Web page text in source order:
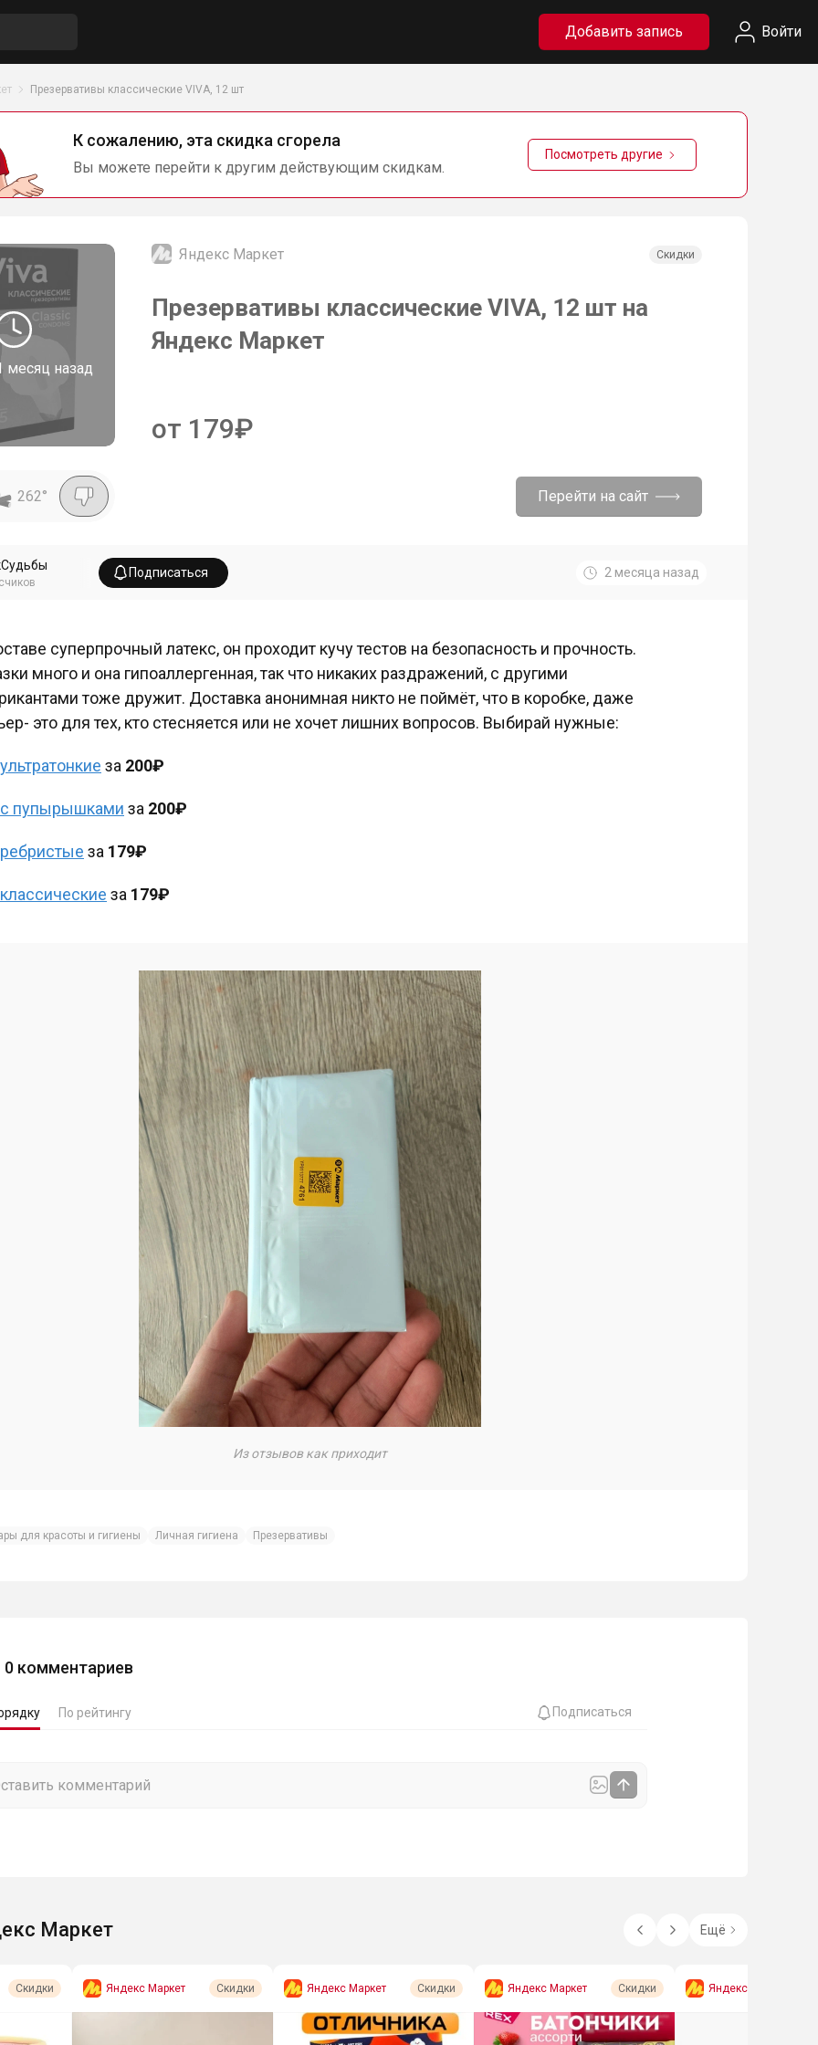
Добавить запись Войти
Презервативы классические VIVA, 12 шт
К сожалению, эта скидка сгорела
Вы можете перейти к другим действующим скидкам.
Посмотреть другие
месяц назад
Яндекс Маркет Скидки
Презервативы классические VIVA, 12 шт на
Яндекс Маркет
от 179₽
262° Перейти на сайт
Подписаться 2 месяца назад
суперпрочный латекс, он проходит кучу тестов на безопасность и прочность.
много и она гипоаллергенная, так что никаких раздражений, с другими
тоже дружит. Доставка анонимная никто не поймёт, что в коробке, даже
это для тех, кто стесняется или не хочет лишних вопросов. Выбирай нужные:
ультратонкие за 200₽
с пупырышками за 200₽
ребристые за 179₽
классические за 179₽
Из отзывов как приходит
для красоты и гигиены Личная гигиена Презервативы
0 комментариев
По рейтингу Подписаться
Маркет Ещё
Скидки Яндекс Маркет Скидки Яндекс Маркет Скидки Яндекс Маркет Скидки Яндекс Маркет